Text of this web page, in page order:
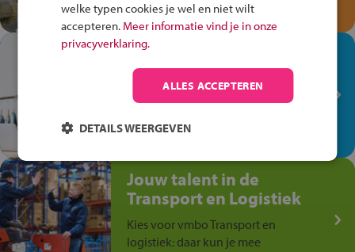
en win een Cortina-fiets!
In de winkel ben je op je
plek!
Ontdek via het vmbo jouw talent
anders is!
Jouw talent in de
Transport en Logistiek
Kies voor vmbo Transport en
logistiek: daar kun je mee
welke typen cookies je wel en niet wilt
accepteren. Meer informatie vind je in onze
privacyverklaring.
ALLES ACCEPTEREN
DETAILS WEERGEVEN